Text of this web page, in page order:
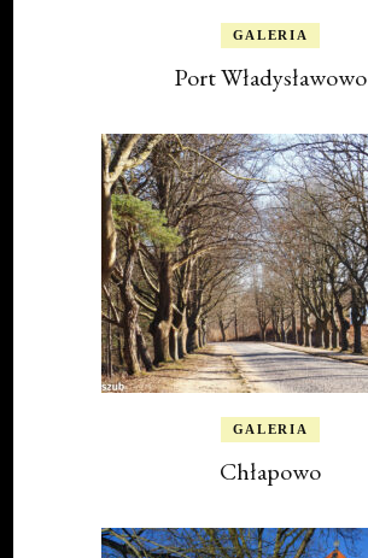
GALERIA
Port Władysławowo
GALERIA
Chłapowo